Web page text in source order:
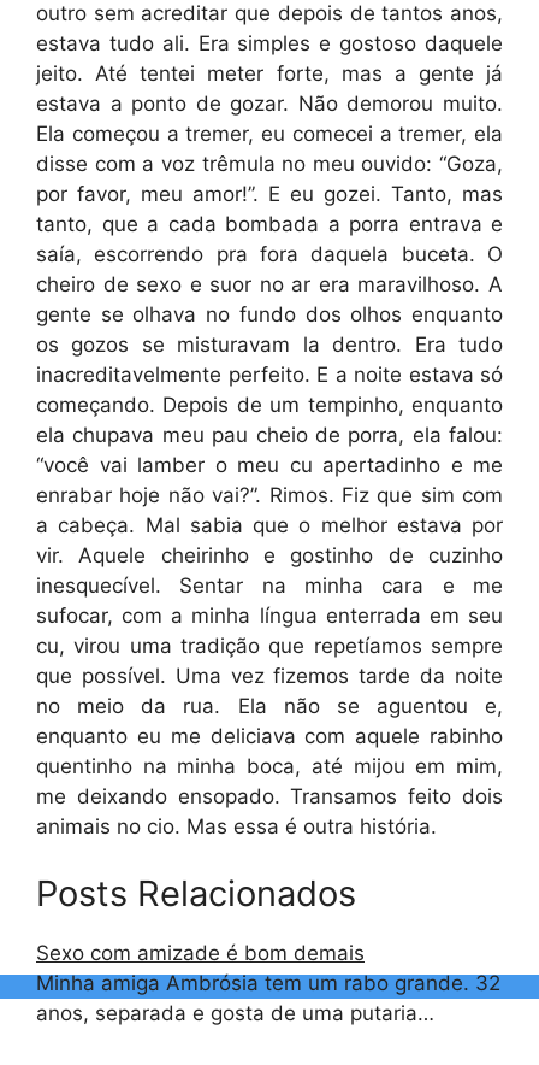
outro sem acreditar que depois de tantos anos,
estava tudo ali. Era simples e gostoso daquele
jeito. Até tentei meter forte, mas a gente já
estava a ponto de gozar. Não demorou muito.
Ela começou a tremer, eu comecei a tremer, ela
disse com a voz trêmula no meu ouvido: “Goza,
por favor, meu amor!”. E eu gozei. Tanto, mas
tanto, que a cada bombada a porra entrava e
saía, escorrendo pra fora daquela buceta. O
cheiro de sexo e suor no ar era maravilhoso. A
gente se olhava no fundo dos olhos enquanto
os gozos se misturavam la dentro. Era tudo
inacreditavelmente perfeito. E a noite estava só
começando. Depois de um tempinho, enquanto
ela chupava meu pau cheio de porra, ela falou:
“você vai lamber o meu cu apertadinho e me
enrabar hoje não vai?”. Rimos. Fiz que sim com
a cabeça. Mal sabia que o melhor estava por
vir. Aquele cheirinho e gostinho de cuzinho
inesquecível. Sentar na minha cara e me
sufocar, com a minha língua enterrada em seu
cu, virou uma tradição que repetíamos sempre
que possível. Uma vez fizemos tarde da noite
no meio da rua. Ela não se aguentou e,
enquanto eu me deliciava com aquele rabinho
quentinho na minha boca, até mijou em mim,
me deixando ensopado. Transamos feito dois
animais no cio. Mas essa é outra história.
Posts Relacionados
Sexo com amizade é bom demais
Minha amiga Ambrósia tem um rabo grande. 32
anos, separada e gosta de uma putaria…